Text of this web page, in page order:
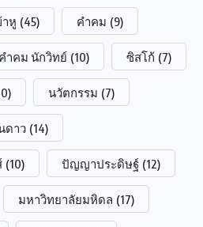
าหู (45) คำคม (9)
คำคม นักวิทย์ (10) ซิสโก้ (7)
นวัตกรรม (7)
ดาว (14)
(10) ปัญญาประดิษฐ์ (12)
มหาวิทยาลัยมหิดล (17)